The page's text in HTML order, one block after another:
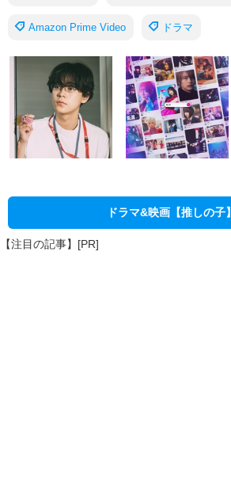
Amazon Prime Video ドラマ
ドラマ&映画【推しの子】
【注目の記事】[PR]